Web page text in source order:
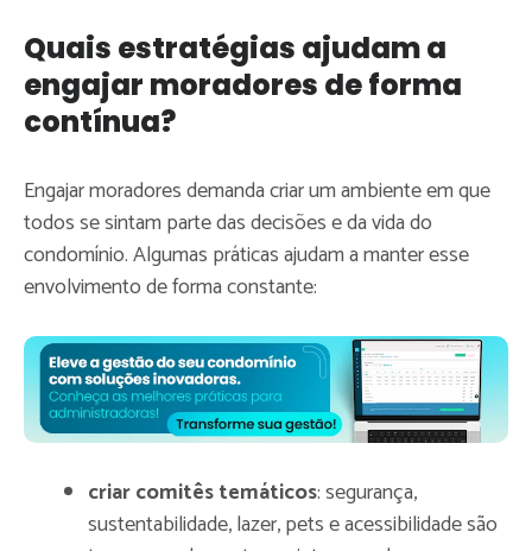
Quais estratégias ajudam a
engajar moradores de forma
contínua?
Engajar moradores demanda criar um ambiente em que
todos se sintam parte das decisões e da vida do
condomínio. Algumas práticas ajudam a manter esse
envolvimento de forma constante:
criar comitês temáticos: segurança,
sustentabilidade, lazer, pets e acessibilidade são